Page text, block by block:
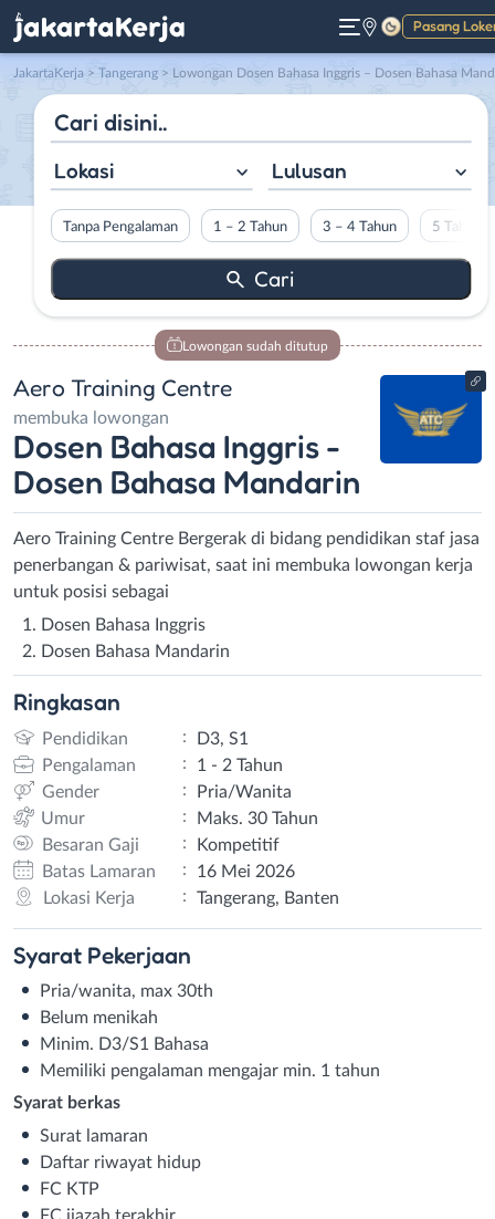
Pasang
Gelap
JakartaKerja > Tangerang > Lowongan Dosen Bahasa Inggris – Dosen Bahasa Mandarin di Aero Training Centre
Lokasi Lulusan
Tanpa Pengalaman 1 – 2 Tahun 3 – 4 Tahun 5 Tahun
Lowongan sudah ditutup
Aero Training Centre
membuka lowongan
Dosen Bahasa Inggris -
Dosen Bahasa Mandarin
Aero Training Centre Bergerak di bidang pendidikan staf jasa
penerbangan & pariwisat, saat ini membuka lowongan kerja
untuk posisi sebagai
Dosen Bahasa Inggris
Dosen Bahasa Mandarin
Ringkasan
Pendidikan :
D3, S1
Pengalaman
:
1 - 2 Tahun
Gender
:
Pria/Wanita
Umur
:
Maks. 30 Tahun
Besaran Gaji
:
Kompetitif
Batas Lamaran
:
16 Mei 2026
Lokasi Kerja
: Tangerang, Banten
Syarat Pekerjaan
Pria/wanita, max 30th
Belum menikah
Minim. D3/S1 Bahasa
Memiliki pengalaman mengajar min. 1 tahun
Syarat berkas
Surat lamaran
Daftar riwayat hidup
FC KTP
FC ijazah terakhir